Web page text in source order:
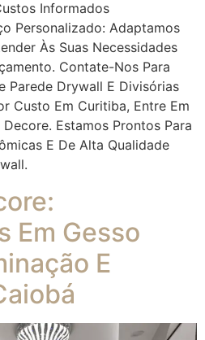
Informados
Personalizado: Adaptamos
Às Suas Necessidades
Contate-Nos Para
Parede Drywall E Divisórias
Custo Em Curitiba, Entre Em
Estamos Prontos Para
E De Alta Qualidade
Em Gesso
E